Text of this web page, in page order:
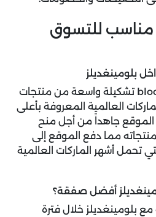
مناسب للتسوق
بلومينغديلز
يوفر موقع bloomingdale’s تشكيلة واسعة من منتجات
العالمية المعروفة بأعلى
الموقع جاهداً من أجل منح
مما دفع الموقع إلى
تحمل أشهر الماركات العالمية
أفضل صفقة؟
بلومينغديلز خلال فترة